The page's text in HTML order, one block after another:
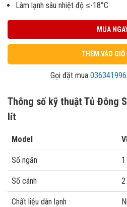
Làm lạnh sâu nhiệt độ ≤-18°C
MUA
THÊM VÀO GIỎ
Gọi đặt mua
Thông số kỹ thuật Tủ Đông
lít
Model
Số ngăn
Số cánh 2
Chất liệu dàn lạnh